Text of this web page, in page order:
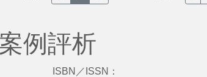
例評析
ISBN／ISSN：